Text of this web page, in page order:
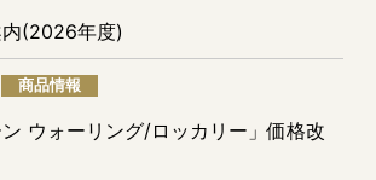
(2026年度)
商品情報
ン ウォーリング/ロッカリー」価格改